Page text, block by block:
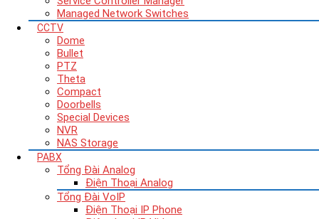
Managed Network Switches
CCTV
Dome
Bullet
PTZ
Theta
Compact
Doorbells
Special Devices
NVR
NAS Storage
PABX
Tổng Đài Analog
Điện Thoại Analog
Tổng Đài VoIP
Điện Thoại IP Phone